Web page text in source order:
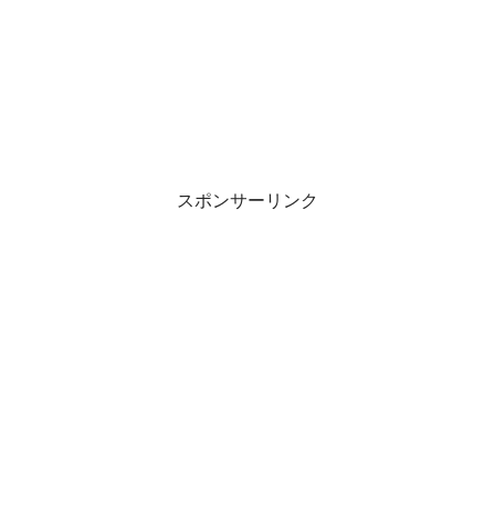
スポンサーリンク